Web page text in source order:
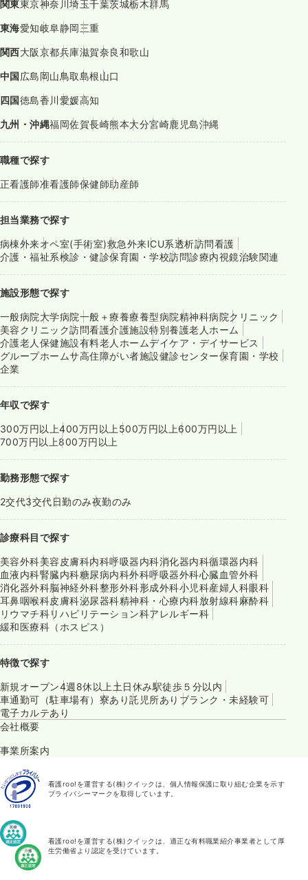
関東東京神奈川埼玉千葉茨城栃木群馬
東海愛知岐阜静岡三重
関西大阪京都兵庫滋賀奈良和歌山
中国広島岡山鳥取島根山口
四国徳島香川愛媛高知
九州・沖縄福岡佐賀長崎熊本大分宮崎鹿児島沖縄
職種で探す
正看護師准看護師保健師助産師
担当業務で探す
病棟外来オペ室(手術室)救急外来ICU系透析訪問看護
介護・福祉系検診・健診保育園・学校訪問診療内視鏡治験関連
施設形態で探す
一般病院大学病院一般＋療養療養型病院精神科病院クリニック
美容クリニック訪問看護介護施設特別養護老人ホーム
介護老人保健施設有料老人ホームデイケア・デイサービス
グループホームサ高住障がい者施設健診センター保育園・学校
企業
年収で探す
300万円以上400万円以上 500万円以上600万円以上
700万円以上800万円以上
勤務形態で探す
2交代3交代日勤のみ夜勤のみ
診療科目で探す
美容外科美容皮膚科内科呼吸器内科消化器内科循環器内科
血液内科腎臓内科糖尿病内科外科呼吸器外科心臓血管外科
消化器外科脳神経外科整形外科形成外科小児科産婦人科眼科
耳鼻咽喉科皮膚科泌尿器科精神科・心療内科放射線科麻酔科
リウマチ科リハビリテーション科アレルギー科
緩和医療科（ホスピス）
特徴で探す
新規オープン4週8休以上 土日休み駅徒歩５分以内
車通勤可（駐車場有） 寮あり託児所あり ブランク・未経験可
電子カルテあり
会社概要
事業所案内
看護roo!を運営する(株)クイックは、個人情報保護に取り組む企業を示す
プライバシーマークを取得しています。
看護roo!を運営する(株)クイックは、適正な有料職業紹介事業者として厚
生労働省より認定を受けています。